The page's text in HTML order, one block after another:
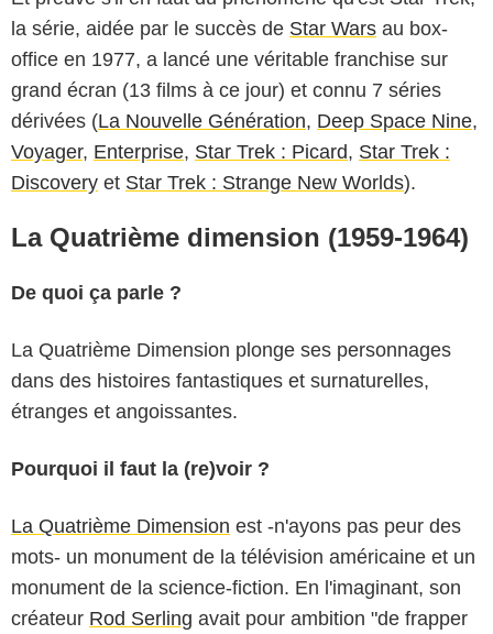
la série, aidée par le succès de Star Wars au box-
office en 1977, a lancé une véritable franchise sur
grand écran (13 films à ce jour) et connu 7 séries
dérivées (La Nouvelle Génération, Deep Space Nine,
Voyager, Enterprise, Star Trek : Picard, Star Trek :
Discovery et Star Trek : Strange New Worlds).
La Quatrième dimension (1959-1964)
De quoi ça parle ?
La Quatrième Dimension plonge ses personnages
dans des histoires fantastiques et surnaturelles,
étranges et angoissantes.
Pourquoi il faut la (re)voir ?
La Quatrième Dimension est -n'ayons pas peur des
mots- un monument de la télévision américaine et un
monument de la science-fiction. En l'imaginant, son
créateur Rod Serling avait pour ambition "de frapper